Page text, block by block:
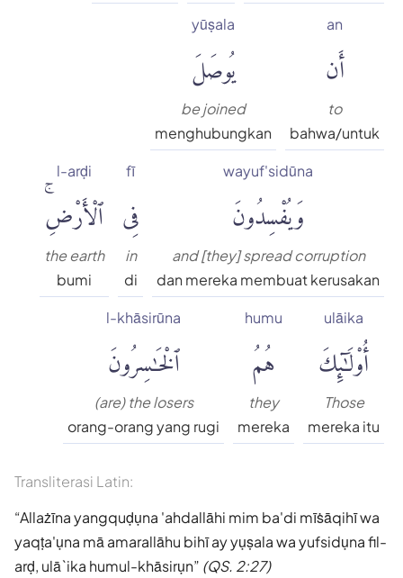
an
أَن
to
bahwa/untuk
yūṣala
يُوصَلَ
be joined
menghubungkan
wayuf'sidūna
وَيُفْسِدُونَ
and [they] spread corruption
dan mereka membuat kerusakan
fī
فِى
in
di
l-arḍi
ٱلْأَرْضِۚ
the earth
bumi
ulāika
أُو۟لَٰٓئِكَ
Those
mereka itu
humu
هُمُ
they
mereka
l-khāsirūna
ٱلْخَٰسِرُونَ
(are) the losers
orang-orang yang rugi
Transliterasi Latin:
Allażīna yangquḍụna 'ahdallāhi mim ba'di mīṡāqihī wa
yaqṭa'ụna mā amarallāhu bihī ay yụṣala wa yufsidụna fil-
arḍ, ulā`ika humul-khāsirụn (QS. 2:27)